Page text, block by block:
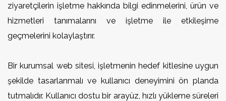
ziyaretçilerin işletme hakkında bilgi edinmelerini, ürün ve
hizmetleri tanımalarını ve işletme ile etkileşime
geçmelerini kolaylaştırır.
Bir kurumsal web sitesi, işletmenin hedef kitlesine uygun
şekilde tasarlanmalı ve kullanıcı deneyimini ön planda
tutmalıdır. Kullanıcı dostu bir arayüz, hızlı yükleme süreleri